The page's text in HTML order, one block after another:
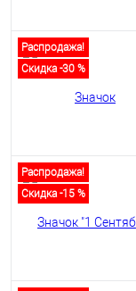
Распродажа!
Скидка -30 %
Распродажа!
Скидка -15 %